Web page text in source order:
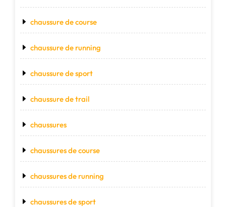
chaussure de course
chaussure de running
chaussure de sport
chaussure de trail
chaussures
chaussures de course
chaussures de running
chaussures de sport